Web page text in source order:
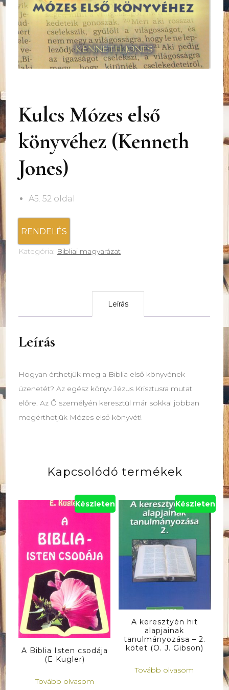
Kulcs Mózes első
könyvéhez (Kenneth
Jones)
A5. 52 oldal
RENDELÉS
Kategória: Bibliai magyarázat
Leírás
Leírás
Hogyan érthetjük meg a Biblia első könyvének
üzenetét? Az egész könyv Jézus Krisztusra mutat
előre. Az Ő személyén keresztül már sokkal jobban
megérthetjük Mózes első könyvét!
Kapcsolódó termékek
Készleten
A Biblia Isten csodája
(E Kugler)
Tovább olvasom
Készleten
A keresztyén hit
alapjainak
tanulmányozása – 2.
kötet (O. J. Gibson)
Tovább olvasom